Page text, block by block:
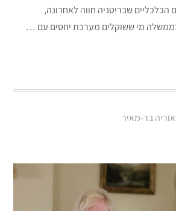
הכלכליים שבריטניה חווה לאחרונה,
מי ששוקלים מערכת יחסים עם …
אוריה בר-מאיר